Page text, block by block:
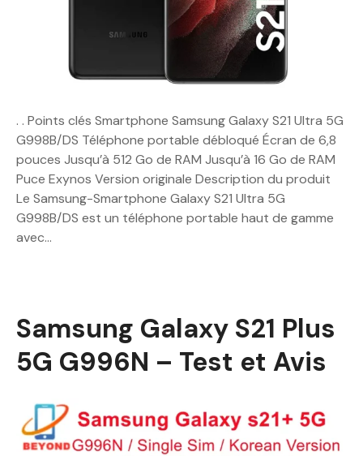
. . Points clés Smartphone Samsung Galaxy S21 Ultra 5G
G998B/DS Téléphone portable débloqué Écran de 6,8
pouces Jusqu’à 512 Go de RAM Jusqu’à 16 Go de RAM
Puce Exynos Version originale Description du produit
Le Samsung-Smartphone Galaxy S21 Ultra 5G
G998B/DS est un téléphone portable haut de gamme
avec…
Samsung Galaxy S21 Plus
5G G996N – Test et Avis